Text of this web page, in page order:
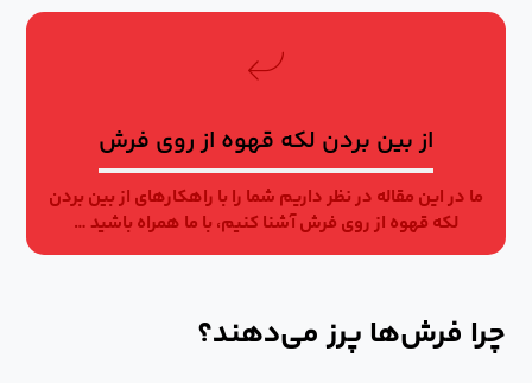
از بین بردن لکه قهوه از روی فرش
ما در این مقاله در نظر داریم شما را با راهکارهای از بین بردن
لکه قهوه از روی فرش آشنا کنیم، با ما همراه باشید …
چرا فرش‌ها پرز می‌دهند؟